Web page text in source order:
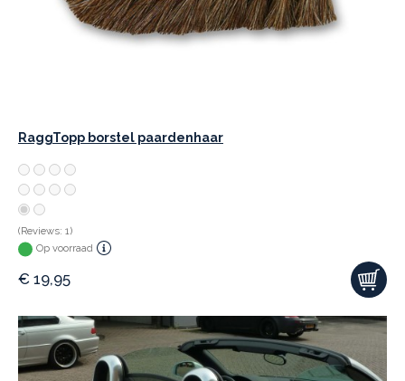
RaggTopp borstel paardenhaar
(Reviews: 1)
Op voorraad
€ 19,95